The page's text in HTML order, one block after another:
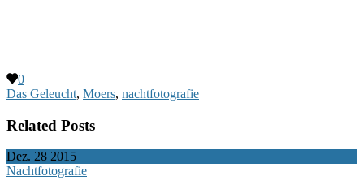
0
Das Geleucht, Moers, nachtfotografie
Related Posts
Dez. 28 2015
Nachtfotografie